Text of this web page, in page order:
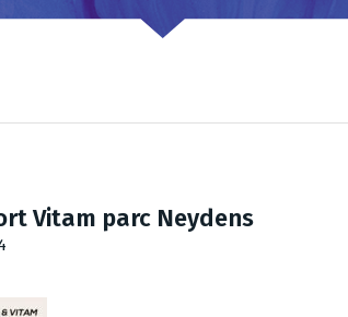
Vitam parc Neydens